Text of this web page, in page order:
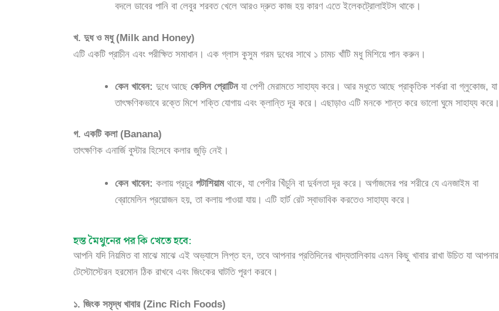
বদলে ডাবের পানি বা লেবুর শরবত খেলে আরও দ্রুত কাজ হয় কারণ এতে ইলেকট্রোলাইটস থাকে।
খ. দুধ ও মধু (Milk and Honey)
এটি একটি প্রাচীন এবং পরীক্ষিত সমাধান। এক গ্লাস কুসুম গরম দুধের সাথে ১ চামচ খাঁটি মধু মিশিয়ে পান করুন।
কেন খাবেন: দুধে আছে কেসিন প্রোটিনযা পেশী মেরামতে সাহায্য করে। আর মধুতে আছে প্রাকৃতিক শর্করা বা গ্লুকোজ, যা
তাৎক্ষণিকভাবে রক্তে মিশে শক্তি যোগায় এবং ক্লান্তি দূর করে। এছাড়াও এটি মনকে শান্ত করে ভালো ঘুমে সাহায্য করে।
গ. একটি কলা (Banana)
তাৎক্ষণিক এনার্জি বুস্টার হিসেবে কলার জুড়ি নেই।
কেন খাবেন: কলায় প্রচুর পটাশিয়ামথাকে, যা পেশীর খিঁচুনি বা দুর্বলতা দূর করে। অর্গাজমের পর শরীরে যে এনজাইম বা
ব্রোমেলিন প্রয়োজন হয়, তা কলায় পাওয়া যায়। এটি হার্ট রেট স্বাভাবিক করতেও সাহায্য করে।
হস্ত মৈথুনের পর কি খেতে হবে:
আপনি যদি নিয়মিত বা মাঝে মাঝে এই অভ্যাসে লিপ্ত হন, তবে আপনার প্রতিদিনের খাদ্যতালিকায় এমন কিছু খাবার রাখা উচিত যা আপনার
টেস্টোস্টেরন হরমোন ঠিক রাখবে এবং জিংকের ঘাটতি পূরণ করবে।
১. জিংক সমৃদ্ধ খাবার (Zinc Rich Foods)